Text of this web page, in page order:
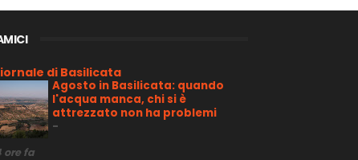
di Basilicata
Agosto in Basilicata: quando
l'acqua manca, chi si è
attrezzato non ha problemi
-
ore fa